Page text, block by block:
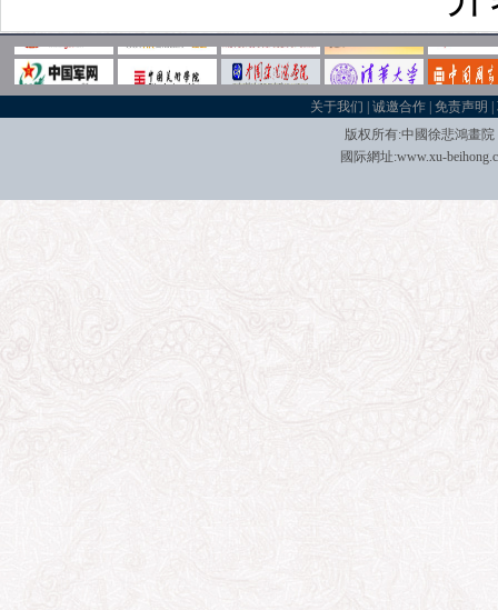
关于我们 |诚邀合作 |免责声明 |
版权所有:中國徐悲鴻畫
國际網址:www.xu-